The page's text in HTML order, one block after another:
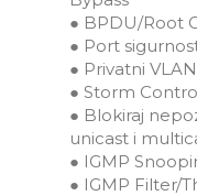
● BPDU/Root
● Port
● Privatni
● Storm
● Blokiraj
unicast i
● IGMP
● IGMP Filter/